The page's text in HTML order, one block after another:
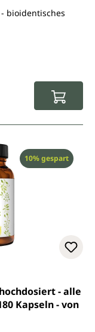
bioidentisches
Rabatt
10% gespart
5 Sternen- alle
Kapseln - von